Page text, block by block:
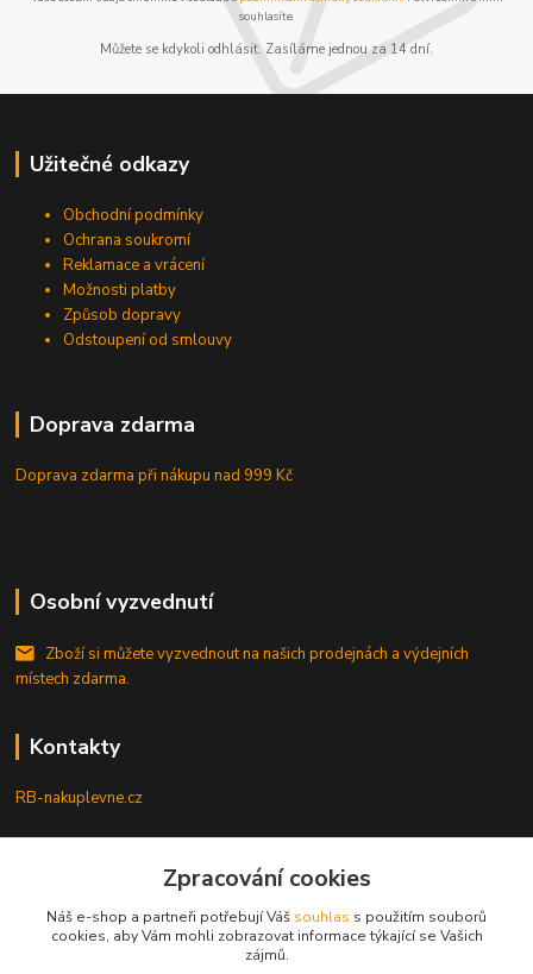
souhlasíte.
Můžete se kdykoli odhlásit. Zasíláme jednou za 14 dní.
Užitečné odkazy
Obchodní podmínky
Ochrana soukromí
Reklamace a vrácení
Možnosti platby
Způsob dopravy
Odstoupení od smlouvy
Doprava zdarma
Doprava zdarma při nákupunad 999 Kč
Osobní vyzvednutí
Zboží si můžete vyzvednout na našich prodejnách a výdejních
místech zdarma.
Kontakty
RB-nakuplevne.cz
+420 222722421
info@rb-nakuplevne.cz
Zpracování cookies
Náš e-shop a partneři potřebují Váš souhlas s použitím souborů
cookies, aby Vám mohli zobrazovat informace týkající se Vašich
zájmů.